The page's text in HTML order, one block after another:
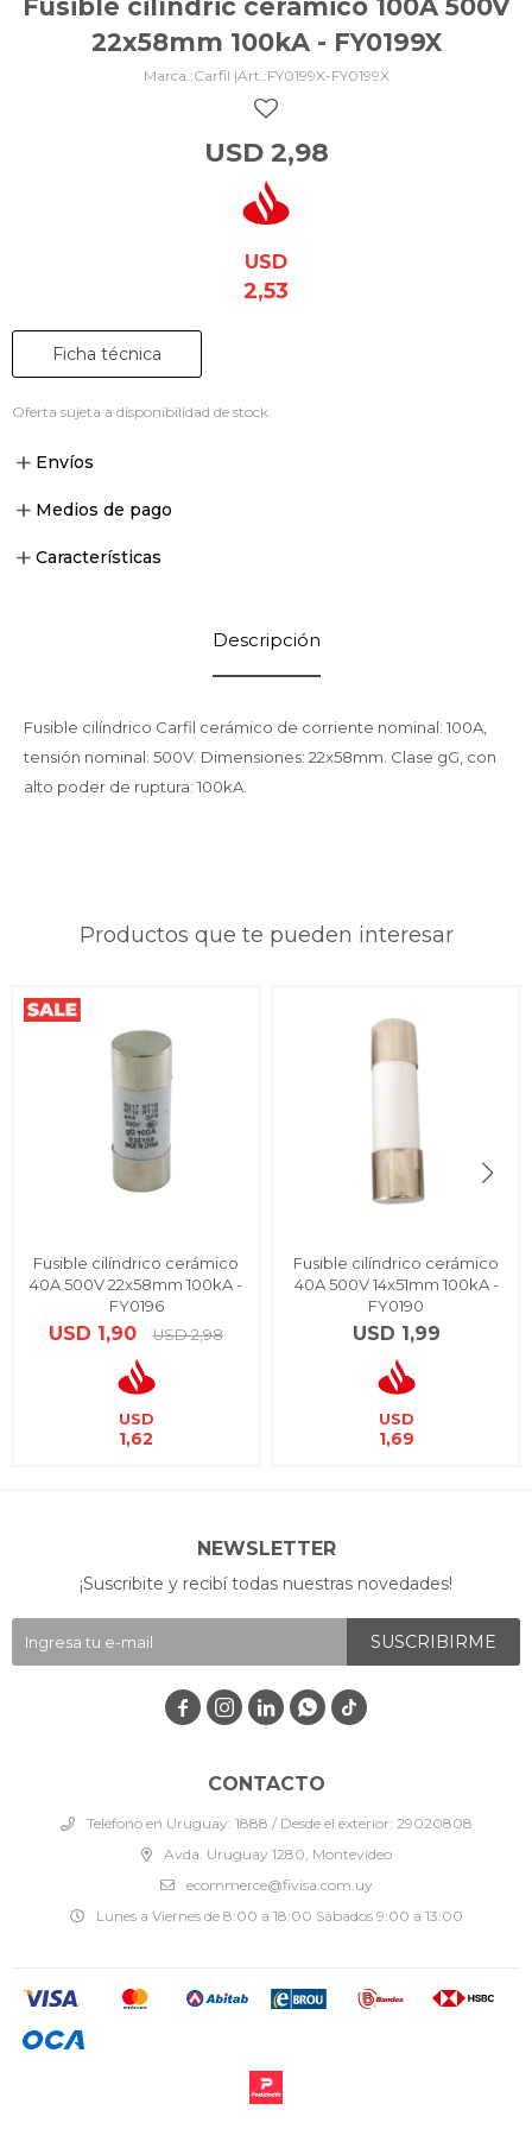
Fusible cilíndric cerámico 100A 500V
22x58mm 100kA - FY0199X
Carfil | FY0199X-FY0199X
USD 2,98
USD
2,53
Ficha técnica
Oferta sujeta a disponibilidad de stock.
Envíos
Medios de pago
Características
Descripción
Fusible cilíndrico Carfil cerámico de corriente nominal: 100A,
tensión nominal: 500V. Dimensiones: 22x58mm. Clase gG, con
alto poder de ruptura: 100kA.
Productos que te pueden interesar
Fusible cilíndrico cerámico
40A 500V 22x58mm 100kA -
FY0196
USD 1,90 USD 2,98
USD
1,62
Fusible cilíndrico cerámico
40A 500V 14x51mm 100kA -
FY0190
USD 1,99
USD
1,69
CONTACTO
Teléfono en Uruguay: 1888 / Desde el exterior: 29020808
Avda. Uruguay 1280, Montevideo
ecommerce@fivisa.com.uy
Lunes a Viernes de 8:00 a 18:00 Sábados 9:00 a 13:00
NEWSLETTER
¡Suscribite y recibí todas nuestras novedades!
SUSCRIBIRME
   